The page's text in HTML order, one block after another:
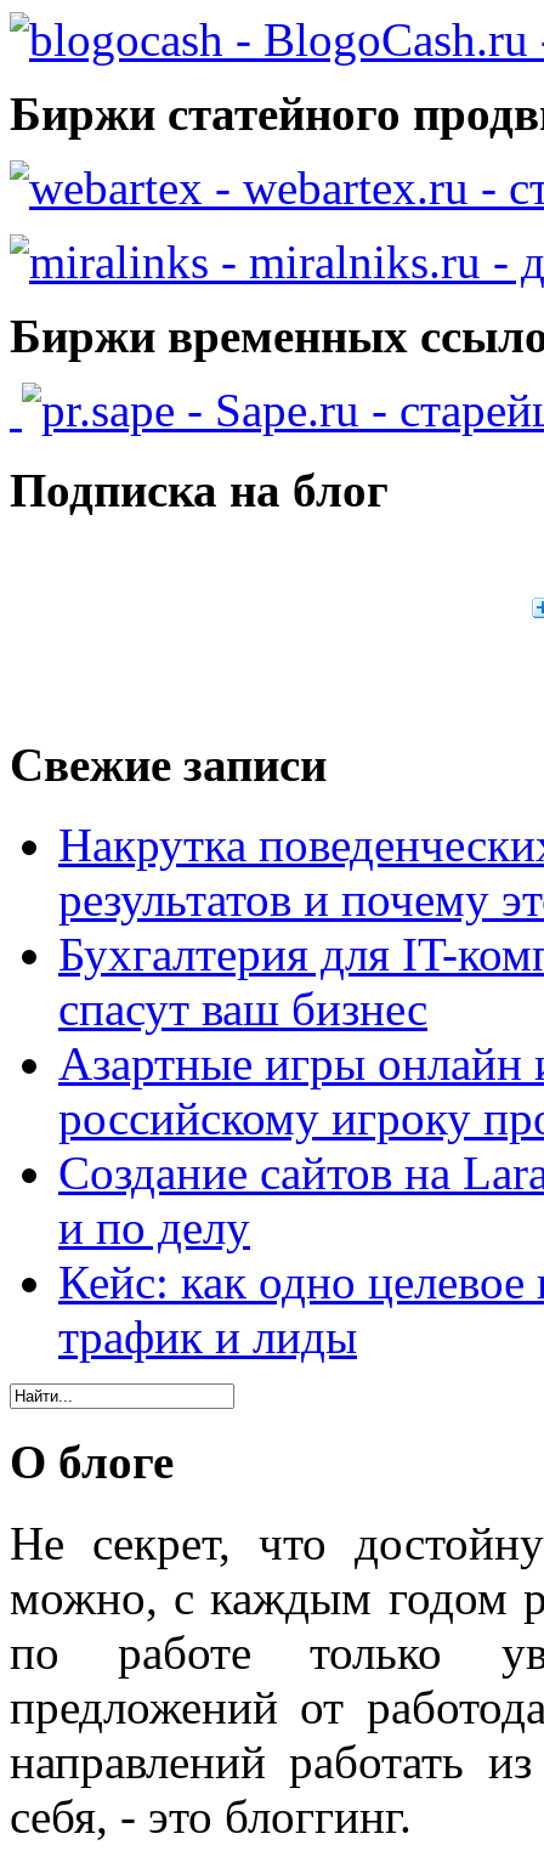
- BlogoCash.ru
Биржи статейного
- webartex.ru -
- miralniks.ru -
Биржи временных
- Sape.ru -
Подписка на блог
Свежие записи
Накрутка
результатов и почему
Бухгалтерия для IT-
спасут ваш бизнес
Азартные игры онлайн
российскому игроку
Создание сайтов на
и по делу
Кейс: как одно
трафик и лиды
О блоге
Не секрет, что
можно, с каждым годом
по работе только
предложений от
направлений работать
себя, - это блоггинг.